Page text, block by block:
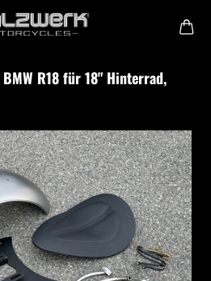
R18 für 18" Hinterrad,